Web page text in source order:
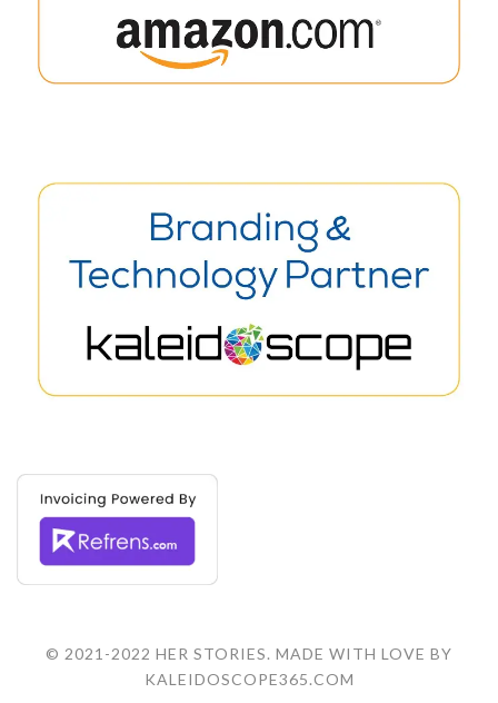
© 2021-2022 HER STORIES. MADE WITH LOVE BY
KALEIDOSCOPE365.COM